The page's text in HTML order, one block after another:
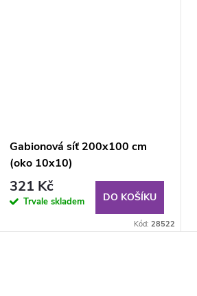
Gabionová síť 200x100 cm
(oko 10x10)
321 Kč
Trvale skladem DO KOŠÍKU
Kód: 28522